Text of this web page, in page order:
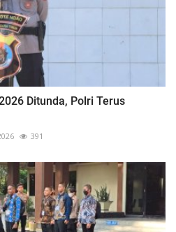
Ditunda, Polri Terus
391